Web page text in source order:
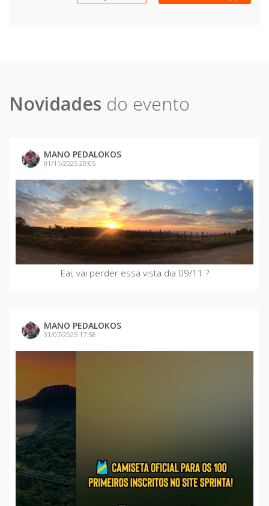
Novidades do evento
MANO PEDALOKOS
01/11/2025 20:05
Eai, vai perder essa vista dia 09/11 ?
MANO PEDALOKOS
31/07/2025 17:58